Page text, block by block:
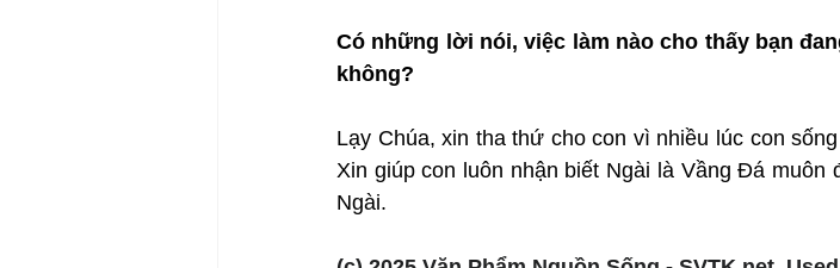
Có những lời nói, việc làm nào cho thấy bạn
không?
Lạy Chúa, xin tha thứ cho con vì nhiều lúc con
Xin giúp con luôn nhận biết Ngài là Vầng Đá
Ngài.